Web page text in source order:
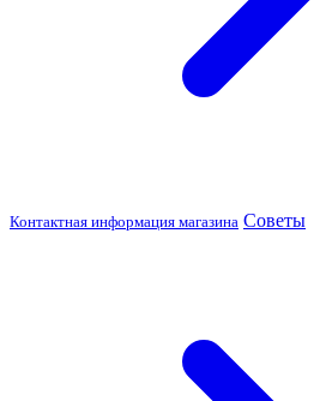
Контактная информация магазина Советы